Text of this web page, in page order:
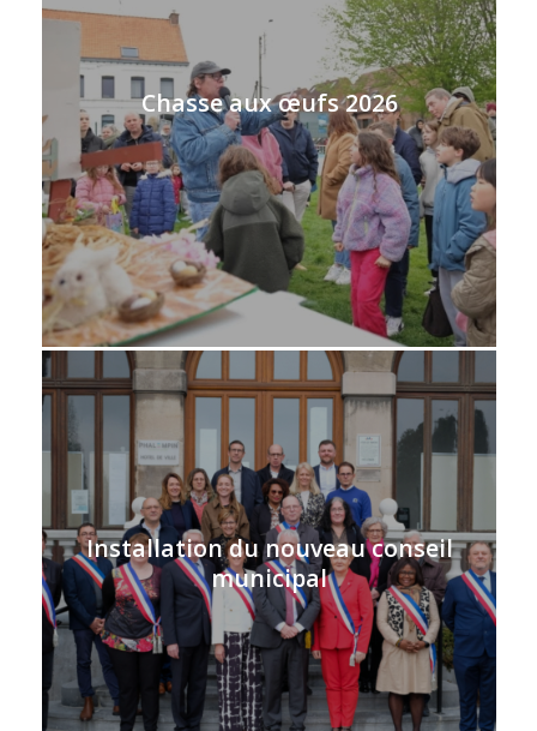
Chasse aux œufs 2026
Installation du nouveau conseil
municipal